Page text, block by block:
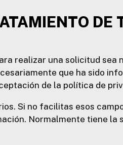
DE
realizar una solicitud
que ha sido
de la política de
Si no facilitas esos
Normalmente tiene la